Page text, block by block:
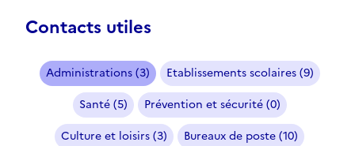
Contacts utiles
Administrations (3)
Etablissements scolaires (9)
Santé (5)
Prévention et sécurité (0)
Culture et loisirs (3)
Bureaux de poste (10)